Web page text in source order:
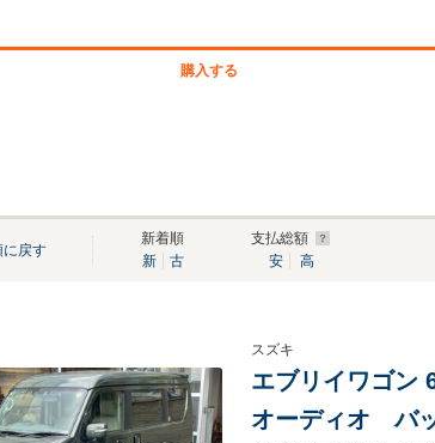
購入する
に戻す
新着順
新
古
支払総額
安
高
スズキ
エブリイワゴン
オーディオ バ